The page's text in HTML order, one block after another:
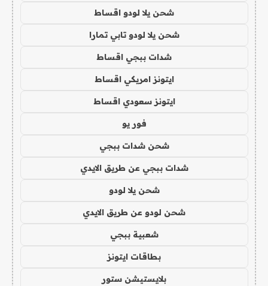
شحن يلا لودو اقساط
شحن يلا لودو تابي تمارا
شدات ببجي اقساط
ايتونز امريكي اقساط
ايتونز سعودي اقساط
فور يو
شحن شدات ببجي
شدات ببجي عن طريق الايدي
شحن يلا لودو
شحن لودو عن طريق الايدي
شعبية ببجي
بطاقات ايتونز
بلايستيشن ستور